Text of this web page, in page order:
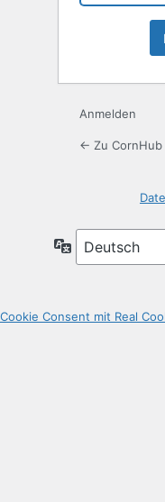
Anmelden
← Zu CornHub
Sprache
Cookie Consent mit Real